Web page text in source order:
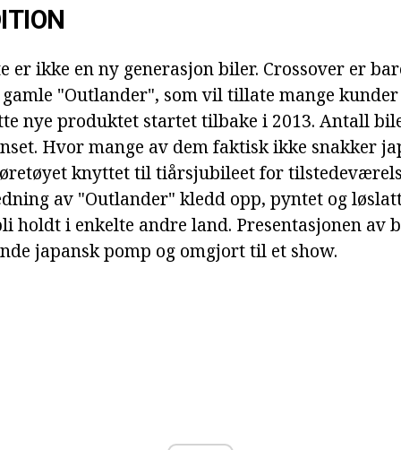
er ikke en ny generasjon biler. Crossover er
"Outlander", som vil tillate mange
nye produktet startet tilbake i 2013. Antall
Hvor mange av dem faktisk ikke snakker
knyttet til tiårsjubileet for
av "Outlander" kledd opp, pyntet og
holdt i enkelte andre land. Presentasjonen av
japansk pomp og omgjort til et show.